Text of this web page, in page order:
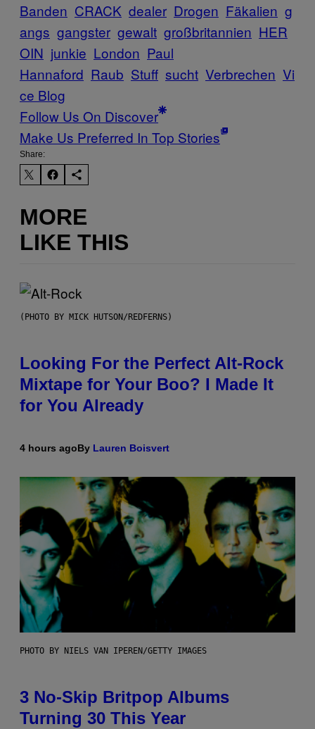
Banden CRACK dealer Drogen Fäkalien g
angs gangster gewalt großbritannien HER
OIN junkie London Paul
Hannaford Raub Stuff sucht Verbrechen Vi
ce Blog
Follow Us On Discover
Make Us Preferred In Top Stories
Share:
MORE
LIKE THIS
(PHOTO BY MICK HUTSON/REDFERNS)
Looking For the Perfect Alt-Rock
Mixtape for Your Boo? I Made It
for You Already
4 hours agoBy Lauren Boisvert
PHOTO BY NIELS VAN IPEREN/GETTY IMAGES
3 No-Skip Britpop Albums
Turning 30 This Year